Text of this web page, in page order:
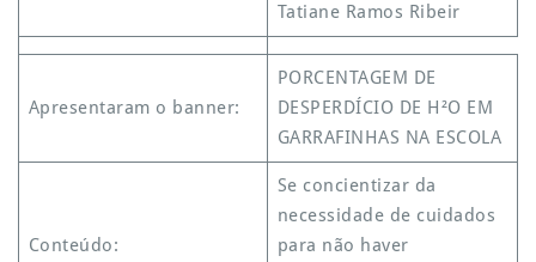
Tatiane Ramos Ribeir
Apresentaram o banner:
PORCENTAGEM DE
DESPERDÍCIO DE H²O EM
GARRAFINHAS NA ESCOLA
Conteúdo:
Se concientizar da
necessidade de cuidados
para não haver